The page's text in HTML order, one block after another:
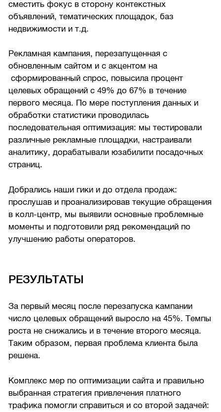
сместить фокус в сторону контекстных
объявлений, тематических площадок, баз
недвижимости и т.д.
Рекламная кампания, перезапущенная с
обновленным сайтом и с акцентом на
сформированный спрос, повысила процент
целевых обращений с 49% до 67% в течение
первого месяца. По мере поступления данных и
обработки статистики проводилась
последовательная оптимизация: мы тестировали
различные рекламные площадки, настраивали
аналитику, дорабатывали юзабилити посадочных
страниц.
Добрались наши гики и до отдела продаж:
прослушав и проанализировав текущие обращения
в колл-центр, мы выявили основные проблемные
моменты и подготовили ряд рекомендаций по
улучшению работы операторов.
РЕЗУЛЬТАТЫ
За первый месяц после перезапуска кампании
число целевых обращений выросло на 45%. Темпы
роста не снижались и в течение второго месяца.
Таким образом, первая проблема клиента была
решена.
Комплекс мер по оптимизации сайта и правильно
выбранная стратегия привлечения платного
трафика помогли справиться и со второй задачей: